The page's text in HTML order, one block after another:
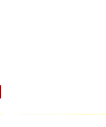
. .. ................... . ............. .